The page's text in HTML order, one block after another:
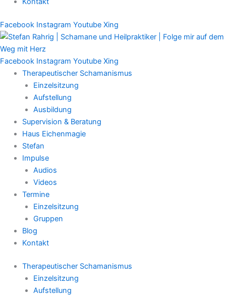
Facebook Instagram Youtube Xing
Facebook Instagram Youtube Xing
Therapeutischer Schamanismus
Einzelsitzung
Aufstellung
Ausbildung
Supervision & Beratung
Haus Eichenmagie
Stefan
Impulse
Audios
Videos
Termine
Einzelsitzung
Gruppen
Blog
Kontakt
Therapeutischer Schamanismus
Einzelsitzung
Aufstellung